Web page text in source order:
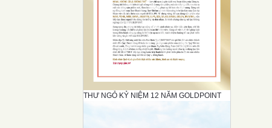
THƯ NGỎ KỶ NIỆM 12 NĂM GOLDPOINT